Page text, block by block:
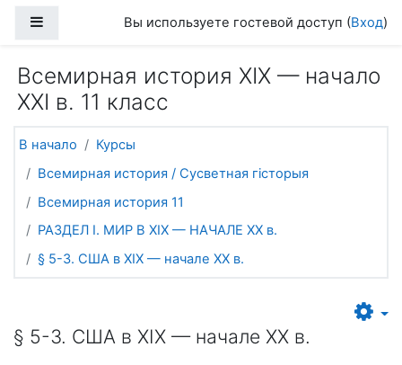
Боковая панельВы используете гостевой доступ (Вход)
Всемирная история ХІХ — начало
ХХІ в. 11 класс
В начало
Курсы
Всемирная история / Сусветная гісторыя
Всемирная история 11
РАЗДЕЛ I. МИР В ХIХ — НАЧАЛЕ ХХ в.
§ 5-3. США в ХІХ — начале ХХ в.
§ 5-3. США в ХІХ — начале ХХ в.